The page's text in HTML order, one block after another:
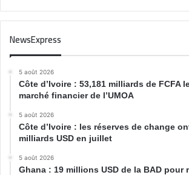
NewsExpress
5 août 2026
Côte d’Ivoire : 53,181 milliards de FCFA
marché financier de l’UMOA
5 août 2026
Côte d’Ivoire : les réserves de change
milliards USD en juillet
5 août 2026
Ghana : 19 millions USD de la BAD pour